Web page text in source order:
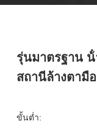
รุ่นมาตรฐาน
สถานีล้างตามื
ขั้นต่ำ: